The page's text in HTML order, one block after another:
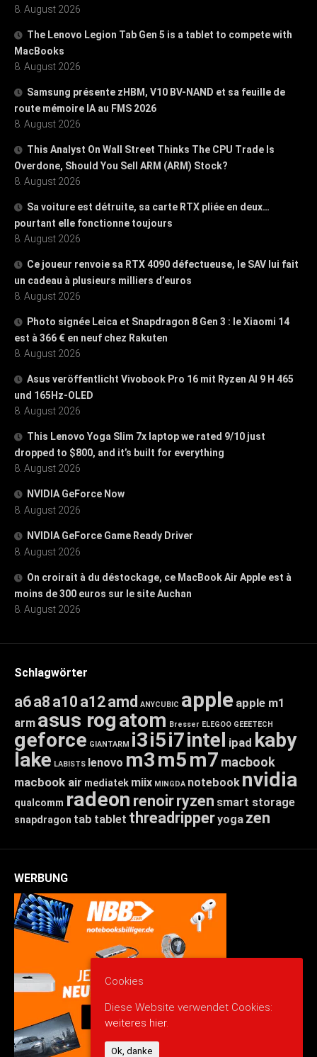
8. August 2026
The Lenovo Legion Tab Gen 5 is a tablet to compete with
MacBooks
8. August 2026
Samsung présente zHBM, V10 BV-NAND et sa feuille de
route mémoire IA au FMS 2026
8. August 2026
This Analyst On Wall Street Thinks The CPU Trade Is
Overdone, Should You Sell ARM (ARM) Stock?
8. August 2026
Sa voiture est détruite, sa carte RTX pliée en deux…
pourtant elle fonctionne toujours
8. August 2026
Ce joueur renvoie sa RTX 4090 défectueuse, le SAV lui fait
un cadeau à plusieurs milliers d’euros
8. August 2026
Photo signée Leica et Snapdragon 8 Gen 3 : le Xiaomi 14
est à 366 € en neuf chez Rakuten
8. August 2026
Asus veröffentlicht Vivobook Pro 16 mit Ryzen AI 9 H 465
und 165Hz-OLED
8. August 2026
This Lenovo Yoga Slim 7x laptop we rated 9/10 just
dropped to $800, and it’s built for everything
8. August 2026
NVIDIA GeForce Now
8. August 2026
NVIDIA GeForce Game Ready Driver
8. August 2026
On croirait à du déstockage, ce MacBook Air Apple est à
moins de 300 euros sur le site Auchan
8. August 2026
Schlagwörter
a6a8 a10 a12amd ANYCUBIC apple apple m1
arm asus rogatom Bresser ELEGOO GEEETECH
geforce GIANTARM i3i5i7intel ipad kaby
lake LABISTS lenovo m3m5m7 macbook
macbook air mediatek miix MINGDA notebook nvidia
qualcomm radeon renoirryzen smart storage
snapdragon tab tablet threadripperyoga zen
WERBUNG
Cookies
Diese Website verwendet Cookies:
weiteres hier.
Ok, danke